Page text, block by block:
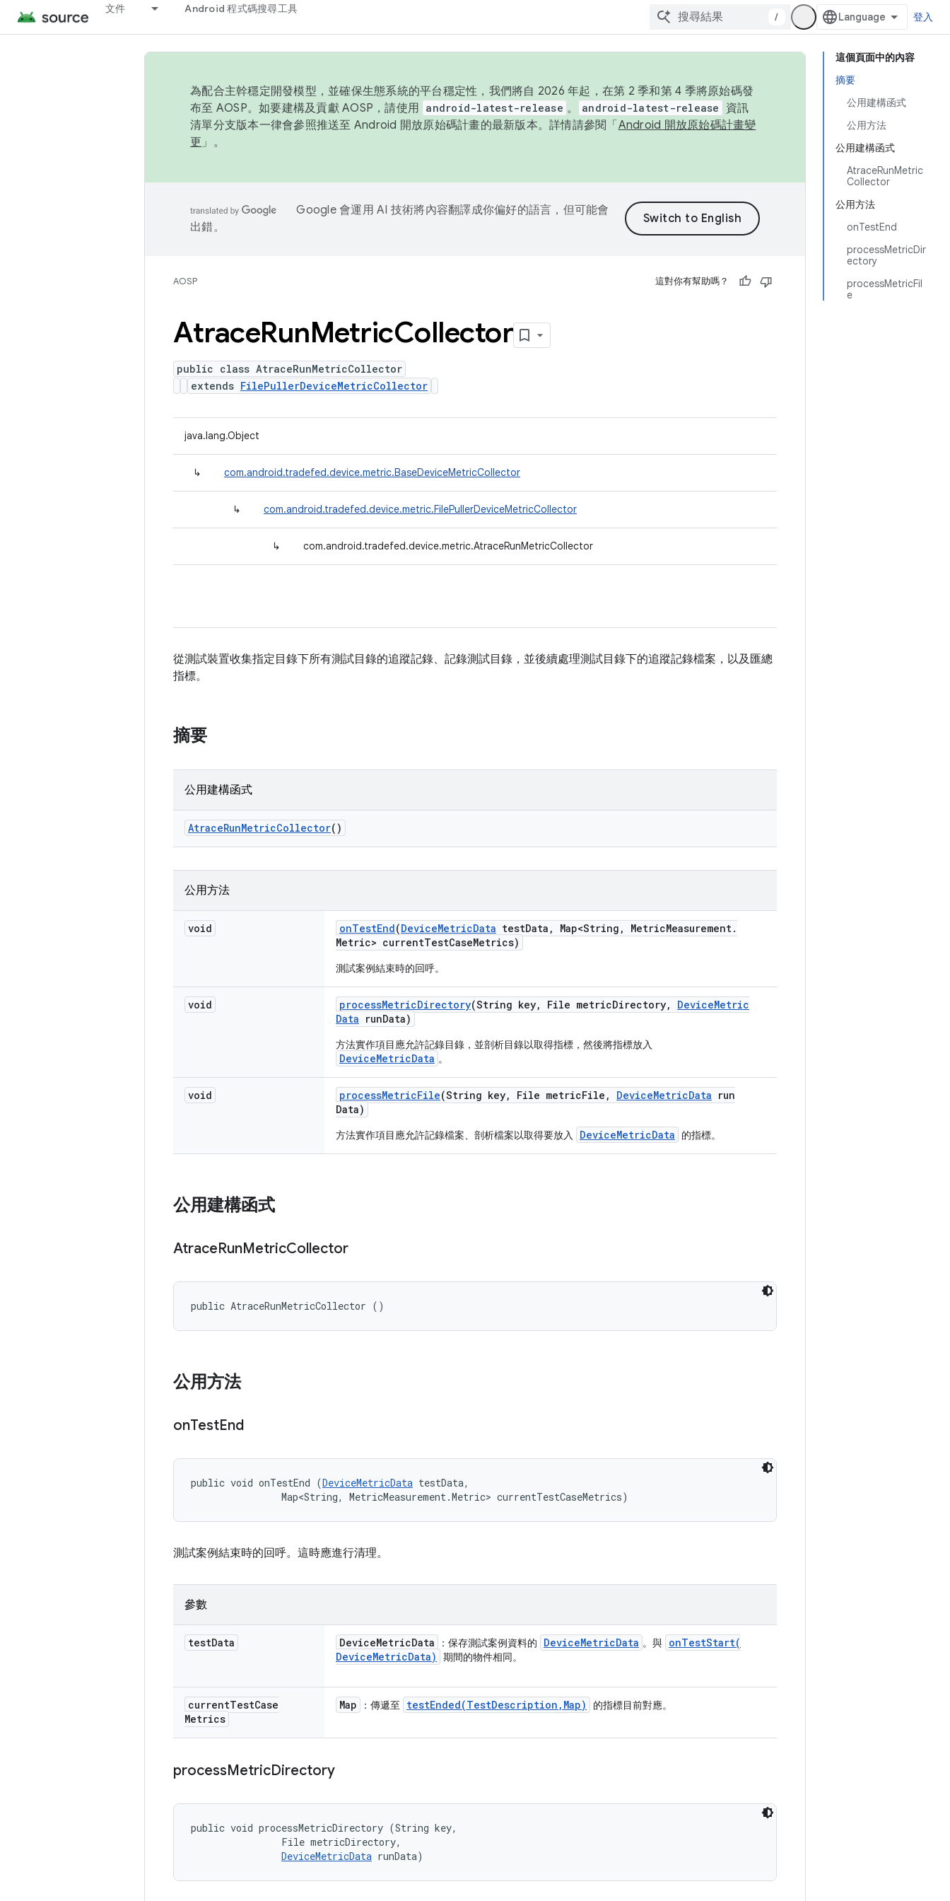
文件 Android 程式碼搜尋工具
/ 登入
這個頁面中的內容
摘要
公用建構函式
公用方法
公用建構函式
AtraceRunMetric
Collector
公用方法
onTestEnd
processMetricDir
ectory
processMetricFil
e
為配合主幹穩定開發模型，並確保生態系統的平台穩定性，我們將自 2026 年起，在第 2 季和第 4 季將原始碼發
布至 AOSP。如要建構及貢獻 AOSP，請使用 android-latest-release 。 android-latest-release
資訊
清單分支版本一律會參照推送至 Android 開放原始碼計畫的最新版本。詳情請參閱「 Android 開放原始碼計畫變
更 」。
Google 會運用 AI 技術將內容翻譯成你偏好的語言，但可能會
出錯。
AOSP 這對你有幫助嗎？
AtraceRunMetricCollector
public class AtraceRunMetricCollector
extends FilePullerDeviceMetricCollector
java.lang.Object
↳ com.android.tradefed.device.metric.BaseDeviceMetricCollector
↳ com.android.tradefed.device.metric.FilePullerDeviceMetricCollector
↳ com.android.tradefed.device.metric.AtraceRunMetricCollector
從測試裝置收集指定目錄下所有測試目錄的追蹤記錄、記錄測試目錄，並後續處理測試目錄下的追蹤記錄檔案，以及匯總
指標。
摘要
公用建構函式
AtraceRunMetricCollector()
公用方法
void onTestEnd(DeviceMetricData testData , Map<String , MetricMeasurement.
Metric> currentTestCaseMetrics)
測試案例結束時的回呼。
void processMetricDirectory(String key, File metricDirectory, DeviceMetric
Data runData)
方法實作項目應允許記錄目錄，並剖析目錄以取得指標，然後將指標放入
DeviceMetricData 。
void processMetricFile(String key, File metricFile , DeviceMetricData run
Data)
方法實作項目應允許記錄檔案、剖析檔案以取得要放入 DeviceMetricData 的指標。
公用建構函式
AtraceRunMetricCollector
public AtraceRunMetricCollector ()
公用方法
onTestEnd
public void onTestEnd (DeviceMetricData testData,
                Map<String, MetricMeasurement.Metric> currentTestCaseMetrics)
測試案例結束時的回呼。這時應進行清理。
參數
testData DeviceMetricData ：保存測試案例資料的 DeviceMetricData 。與 onTestStart(
DeviceMetricData) 期間的物件相同。
currentTestCase
Metrics
Map ：傳遞至 testEnded(TestDescription , Map) 的指標目前對應。
processMetricDirectory
public void processMetricDirectory (String key,
                File metricDirectory,
DeviceMetricData runData)